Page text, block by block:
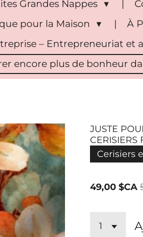
Grandes Nappes
pour la Maison
À
– Entrepreneuriat et
encore plus de bonheur
JUSTE
Cerisiers
49,00 $CA